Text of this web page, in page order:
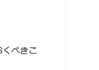
べきこ